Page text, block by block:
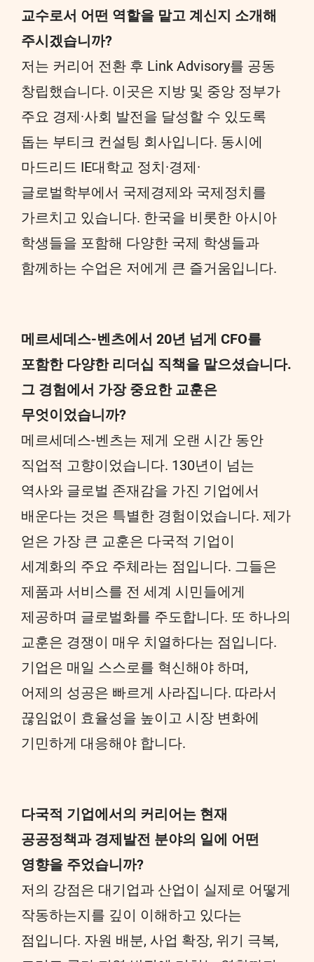
교수로서 어떤 역할을 맡고 계신지 소개해
주시겠습니까?
저는 커리어 전환 후 Link Advisory를 공동
창립했습니다. 이곳은 지방 및 중앙 정부가
주요 경제·사회 발전을 달성할 수 있도록
돕는 부티크 컨설팅 회사입니다. 동시에
마드리드 IE대학교 정치·경제·
글로벌학부에서 국제경제와 국제정치를
가르치고 있습니다. 한국을 비롯한 아시아
학생들을 포함해 다양한 국제 학생들과
함께하는 수업은 저에게 큰 즐거움입니다.
메르세데스-벤츠에서 20년 넘게 CFO를
포함한 다양한 리더십 직책을 맡으셨습니다.
그 경험에서 가장 중요한 교훈은
무엇이었습니까?
메르세데스-벤츠는 제게 오랜 시간 동안
직업적 고향이었습니다. 130년이 넘는
역사와 글로벌 존재감을 가진 기업에서
배운다는 것은 특별한 경험이었습니다. 제가
얻은 가장 큰 교훈은 다국적 기업이
세계화의 주요 주체라는 점입니다. 그들은
제품과 서비스를 전 세계 시민들에게
제공하며 글로벌화를 주도합니다. 또 하나의
교훈은 경쟁이 매우 치열하다는 점입니다.
기업은 매일 스스로를 혁신해야 하며,
어제의 성공은 빠르게 사라집니다. 따라서
끊임없이 효율성을 높이고 시장 변화에
기민하게 대응해야 합니다.
다국적 기업에서의 커리어는 현재
공공정책과 경제발전 분야의 일에 어떤
영향을 주었습니까?
저의 강점은 대기업과 산업이 실제로 어떻게
작동하는지를 깊이 이해하고 있다는
점입니다. 자원 배분, 사업 확장, 위기 극복,